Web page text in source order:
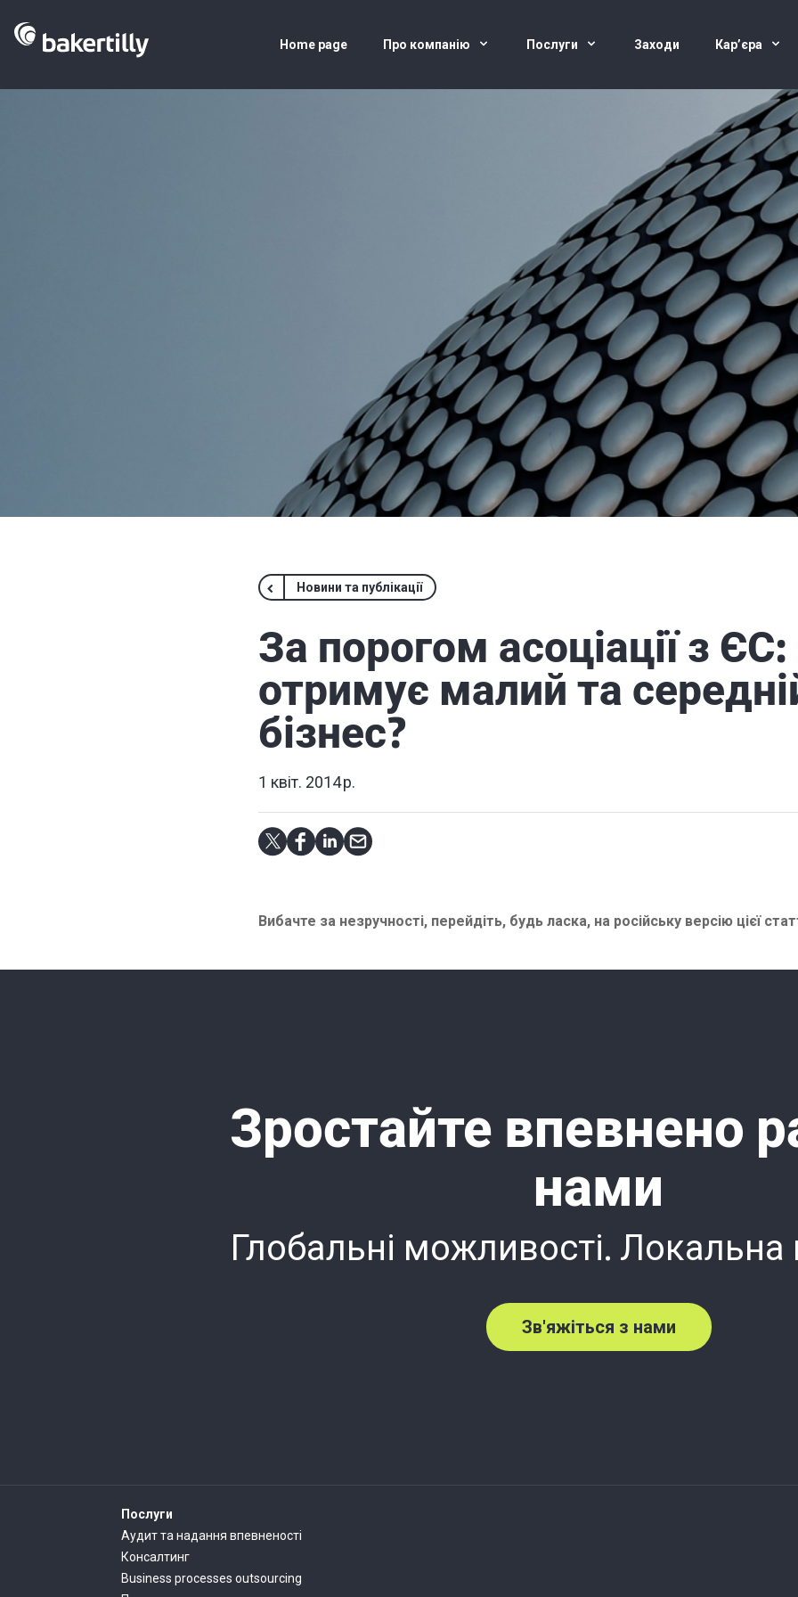
Home page Про компанію Послуги Заходи Кар’єра
Новини та публікації
За порогом асоціації з
отримує малий та
бізнес?
1 квіт. 2014 р.
Вибачте за незручності, перейдіть, будь ласка, на російську версію цієї
Зростайте впевнено
нами
Глобальні можливості. Локальна
Зв'яжіться з нами
Послуги
Аудит та надання впевненості
Консалтинг
Business processes outsourcing